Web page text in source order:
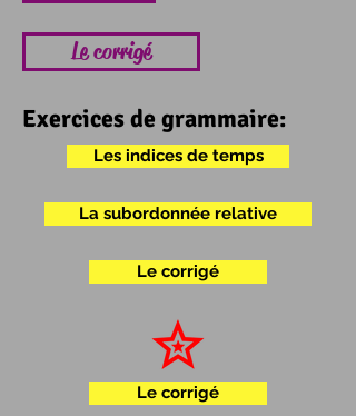
Le corrigé
Exercices de grammaire:
Les indices de temps
La subordonnée relative
Le corrigé
Le corrigé